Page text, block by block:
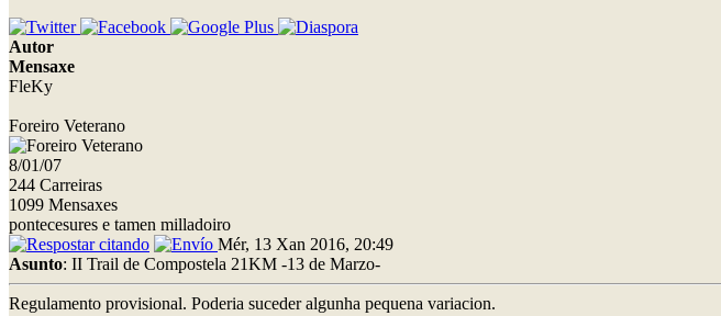
Autor
Mensaxe
FleKy
Foreiro Veterano
8/01/07
244 Carreiras
1099 Mensaxes
pontecesures e tamen milladoiro
Mér, 13 Xan 2016, 20:49
Asunto: II Trail de Compostela 21KM -13 de Marzo-
Regulamento provisional. Poderia suceder algunha pequena variacion.